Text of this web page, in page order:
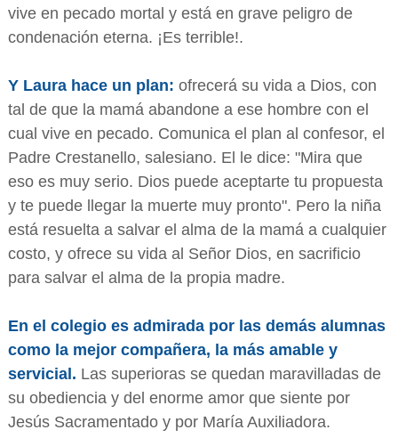
vive en pecado mortal y está en grave peligro de
condenación eterna. ¡Es terrible!.
Y Laura hace un plan: ofrecerá su vida a Dios, con
tal de que la mamá abandone a ese hombre con el
cual vive en pecado. Comunica el plan al confesor, el
Padre Crestanello, salesiano. El le dice: "Mira que
eso es muy serio. Dios puede aceptarte tu propuesta
y te puede llegar la muerte muy pronto". Pero la niña
está resuelta a salvar el alma de la mamá a cualquier
costo, y ofrece su vida al Señor Dios, en sacrificio
para salvar el alma de la propia madre.
En el colegio es admirada por las demás alumnas
como la mejor compañera, la más amable y
servicial. Las superioras se quedan maravilladas de
su obediencia y del enorme amor que siente por
Jesús Sacramentado y por María Auxiliadora.